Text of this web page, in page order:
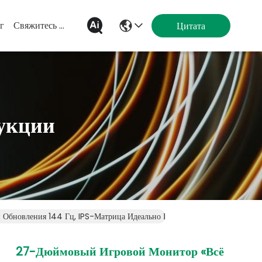
Свяжитесь Мы Цитата
144 Гц, IPS-Матрица Идеально Подходит Для Игр И
27-Дюймовый Игровой Монитор «всё